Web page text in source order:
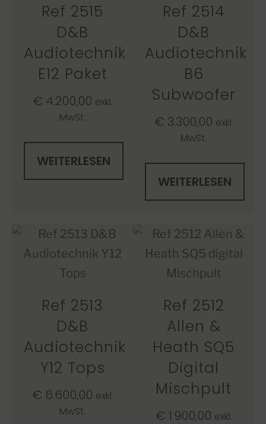
Ref 2515
D&B
Audiotechnik
E12 Paket
€ 4.200,00 exkl.
MwSt.
WEITERLESEN
Ref 2514
D&B
Audiotechnik
B6
Subwoofer
€ 3.300,00 exkl.
MwSt.
WEITERLESEN
Ref 2513
D&B
Audiotechnik
Y12 Tops
€ 6.600,00 exkl.
MwSt.
Ref 2512
Allen &
Heath SQ5
Digital
Mischpult
€ 1.900,00 exkl.